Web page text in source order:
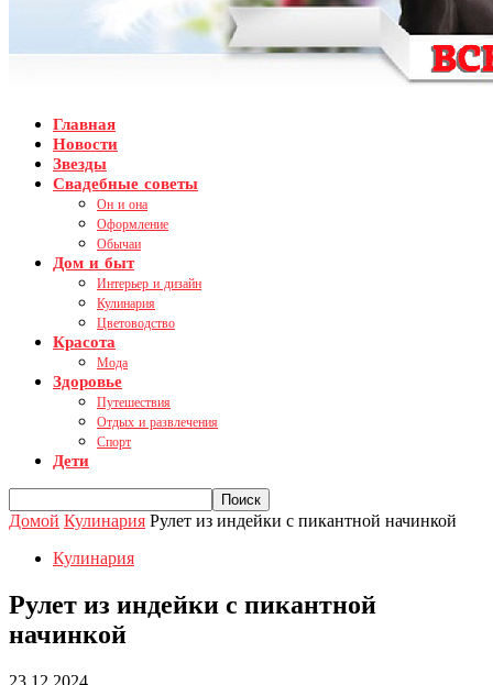
Главная
Новости
Звезды
Свадебные советы
Он и она
Оформление
Обычаи
Дом и быт
Интерьер и дизайн
Кулинария
Цветоводство
Красота
Мода
Здоровье
Путешествия
Отдых и развлечения
Спорт
Дети
Домой Кулинария Рулет из индейки с пикантной начинкой
Кулинария
Рулет из индейки с пикантной
начинкой
23.12.2024